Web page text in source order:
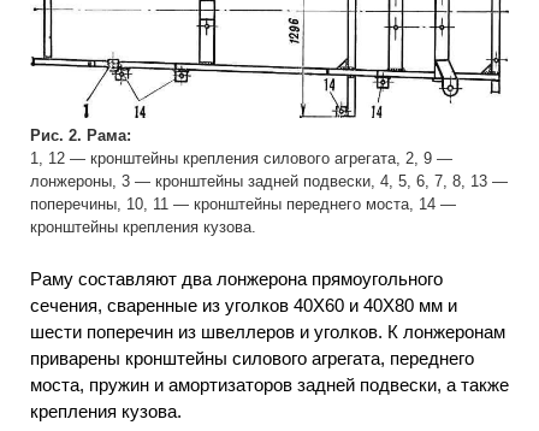
Рис. 2. Рама:
1, 12 — кронштейны крепления силового агрегата, 2, 9 —
лонжероны, 3 — кронштейны задней подвески, 4, 5, 6, 7, 8, 13 —
поперечины, 10, 11 — кронштейны переднего моста, 14 —
кронштейны крепления кузова.
Раму составляют два лонжерона прямоугольного
сечения, сваренные из уголков 40X60 и 40X80 мм и
шести поперечин из швеллеров и уголков. К лонжеронам
приварены кронштейны силового агрегата, переднего
моста, пружин и амортизаторов задней подвески, а также
крепления кузова.